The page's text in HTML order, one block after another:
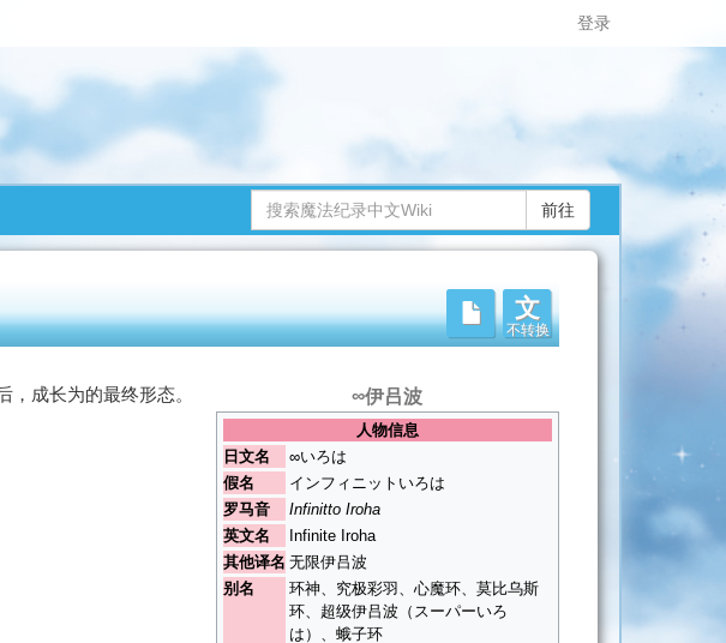
登录
文
不转换
∞伊吕波
人物信息
日文名
∞いろは
假名
インフィニットいろは
罗马音
Infinitto Iroha
英文名
Infinite Iroha
其他译名 无限伊吕波
别名
环神、究极彩羽、心魔环、莫比乌斯
环、超级伊吕波（ スーパーいろ
は ）、蛾子环
，成长为的最终形态。